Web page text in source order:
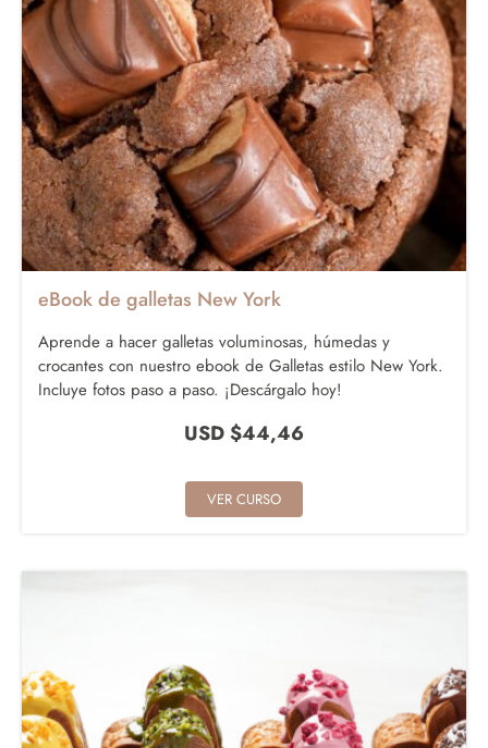
eBook de galletas New York
Aprende a hacer galletas voluminosas, húmedas y
crocantes con nuestro ebook de Galletas estilo New York.
Incluye fotos paso a paso. ¡Descárgalo hoy!
USD $44,46
VER CURSO